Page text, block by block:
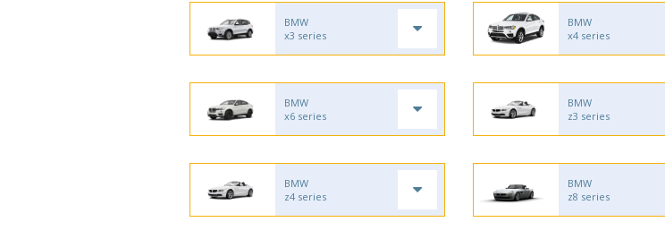
BMW
x3 series
BMW
x4 series
BMW
x6 series
BMW
z3 series
BMW
z4 series
BMW
z8 series